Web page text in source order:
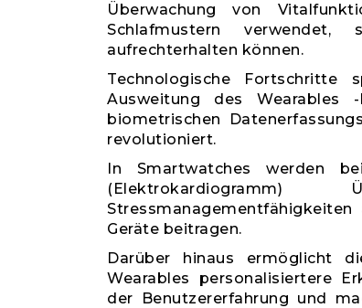
Überwachung von
Schlafmustern verwendet,
aufrechterhalten können.
Technologische Fortschritte
Ausweitung des Wearables
biometrischen
revolutioniert.
In Smartwatches werden
(Elektrokardiogramm)
Geräte beitragen.
Darüber hinaus ermöglicht
Wearables personalisiertere
der Benutzererfahrung und